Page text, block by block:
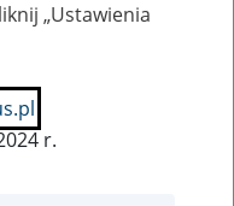
„Ustawienia
r.